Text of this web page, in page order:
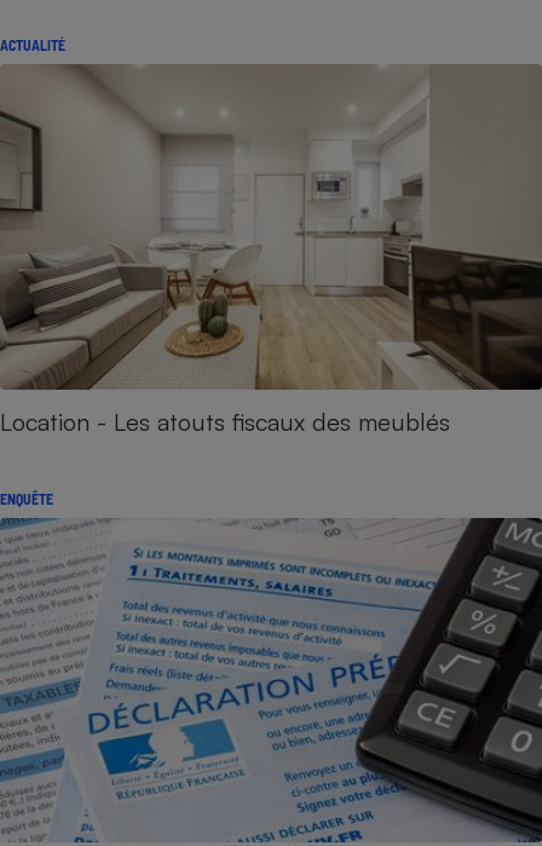
ACTUALITÉ
Location - Les atouts fiscaux des meublés
ENQUÊTE